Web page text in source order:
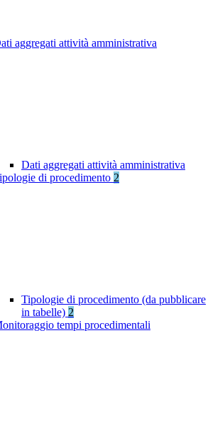
aggregati attività amministrativa
Dati aggregati attività amministrativa
di procedimento 2
Tipologie di procedimento (da pubblicare
in tabelle) 2
tempi procedimentali